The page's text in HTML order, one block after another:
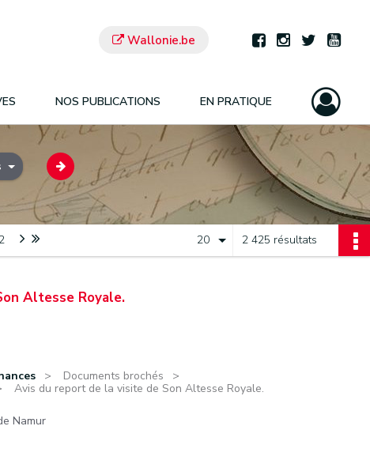
Wallonie.be
NOS PUBLICATIONS EN PRATIQUE
2 425 résultats
20
Altesse Royale.
Documents brochés
Avis du report de la visite de Son Altesse Royale.
Namur